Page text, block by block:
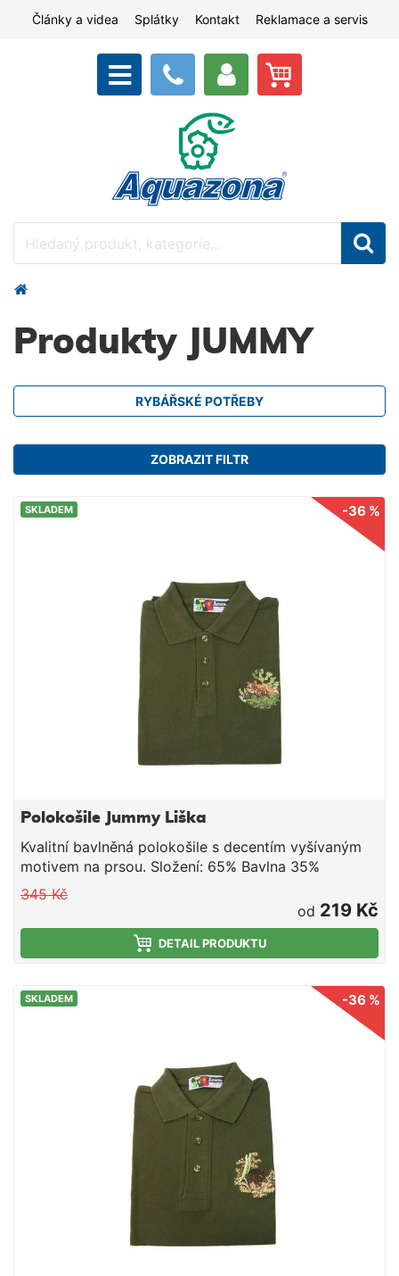
Články a videa Splátky Kontakt Reklamace a servis
Produkty JUMMY
RYBÁŘSKÉ POTŘEBY
ZOBRAZIT FILTR
-36 %
SKLADEM
Polokošile Jummy Liška
Kvalitní bavlněná polokošile s decentím vyšívaným
motivem na prsou. Složení: 65% Bavlna 35%
Polyester
345 Kč
od 219 Kč
DETAIL PRODUKTU
-36 %
SKLADEM